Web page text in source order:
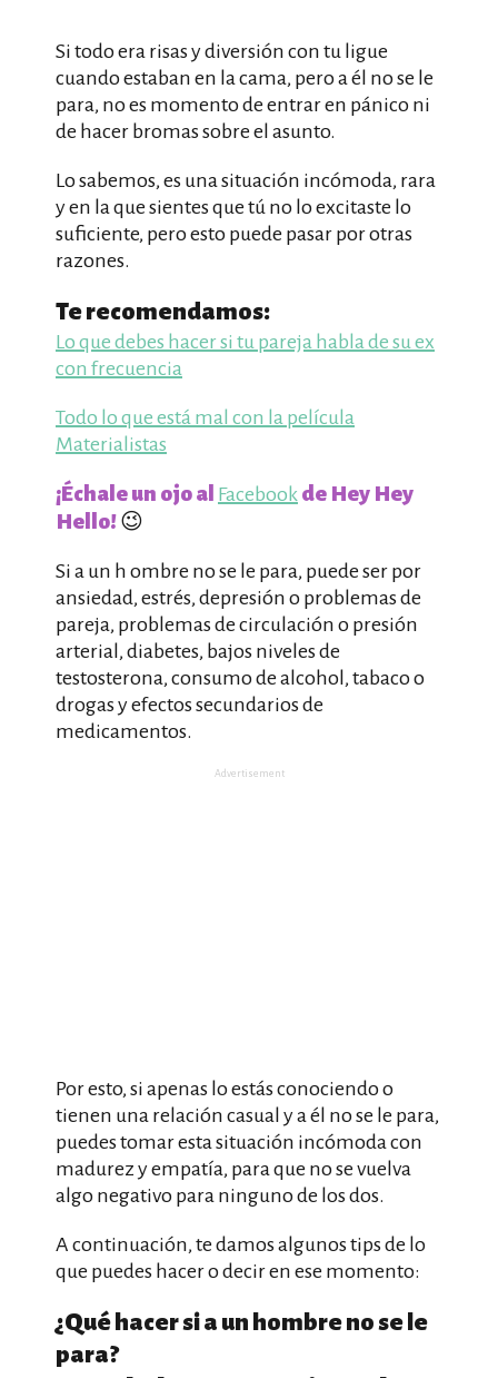
Si todo era risas y diversión con tu ligue
cuando estaban en la cama, pero a él no se le
para, no es momento de entrar en pánico ni
de hacer bromas sobre el asunto.
Lo sabemos, es una situación incómoda, rara
y en la que sientes que tú no lo excitaste lo
suficiente, pero esto puede pasar por otras
razones.
Te recomendamos:
Lo que debes hacer si tu pareja habla de su ex
con frecuencia
Todo lo que está mal con la película
Materialistas
¡Échale un ojo al Facebook de Hey Hey
Hello! 😉
Si a un h ombre no se le para, puede ser por
ansiedad, estrés, depresión o problemas de
pareja, problemas de circulación o presión
arterial, diabetes, bajos niveles de
testosterona, consumo de alcohol, tabaco o
drogas y efectos secundarios de
medicamentos.
Advertisement
Por esto, si apenas lo estás conociendo o
tienen una relación casual y a él no se le para,
puedes tomar esta situación incómoda con
madurez y empatía, para que no se vuelva
algo negativo para ninguno de los dos.
A continuación, te damos algunos tips de lo
que puedes hacer o decir en ese momento:
¿Qué hacer si a un hombre no se le
para?